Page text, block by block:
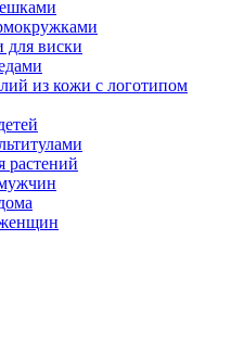
для виски
из кожи с логотипом
растений